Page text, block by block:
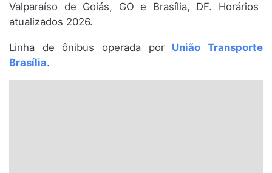
Paraná
Santa Catarina
Valparaíso de Goiás, GO e Brasília, DF. Horários
atualizados 2026.
Linha de ônibus operada por União Transporte
Brasília.